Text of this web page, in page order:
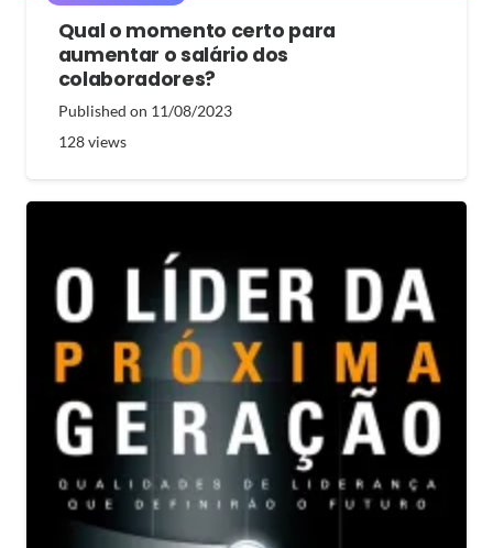
Qual o momento certo para
aumentar o salário dos
colaboradores?
Published on 11/08/2023
128views